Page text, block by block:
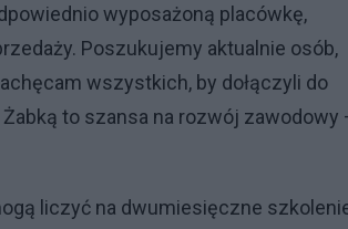
wyposażoną placówkę,
Poszukujemy aktualnie osób,
wszystkich, by dołączyli do
to szansa na rozwój zawodowy
liczyć na dwumiesięczne